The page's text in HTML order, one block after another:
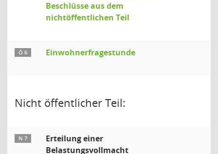
Beschlüsse aus dem
nichtöffentlichen Teil
Ö 6 Einwohnerfragestunde
Nicht öffentlicher Teil:
N 7
Erteilung einer
Belastungsvollmacht